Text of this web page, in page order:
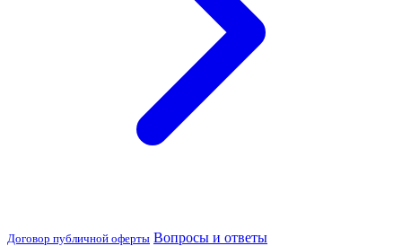
Договор публичной оферты Вопросы и ответы